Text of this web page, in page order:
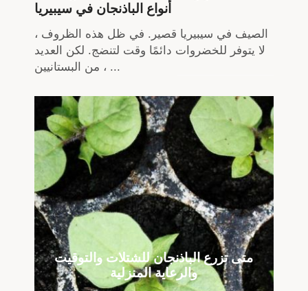
أنواع الباذنجان في سيبيريا
الصيف في سيبيريا قصير. في ظل هذه الظروف ،
لا يتوفر للخضروات دائمًا وقت لتنضج. لكن العديد
من البستانيين ، ...
متى تزرع الباذنجان للشتلات والتوقيت
والرعاية المنزلية